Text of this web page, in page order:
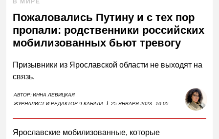
В МИРЕ
Пожаловались Путину и с тех пор
пропали: родственники российских
мобилизованных бьют тревогу
Призывники из Ярославской области не выходят на
связь.
АВТОР:ИННА ЛЕВИЦКАЯ
ЖУРНАЛИСТ И РЕДАКТОР 9 КАНАЛА
I 25 ЯНВАРЯ 2023 10:05
Ярославские мобилизованные, которые